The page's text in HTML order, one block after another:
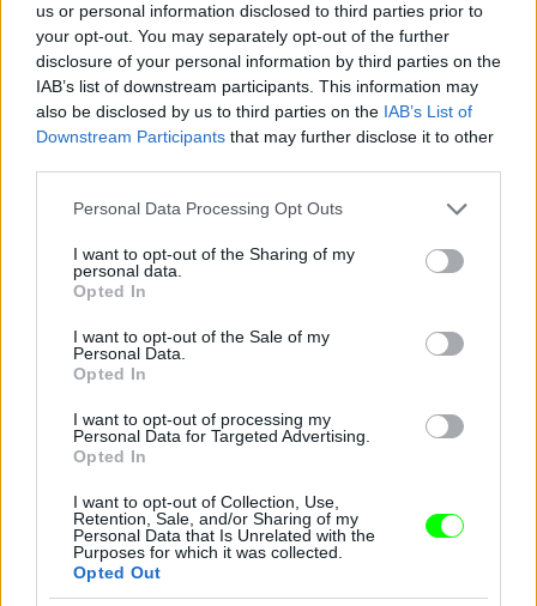
us or personal information disclosed to third parties prior to
your opt-out. You may separately opt-out of the further
disclosure of your personal information by third parties on the
IAB’s list of downstream participants. This information may
also be disclosed by us to third parties on the IAB’s List of
Downstream Participants that may further disclose it to other
Please note that this website/app uses one or more Google
not limited to your visit or usage behaviour. You may click to
grant or deny consent to Google and its third-party tags to
use your data for below specified purposes in below Google
consent section.
Personal Data Processing Opt Outs
I want to opt-out of the Sharing of my
personal data.
Opted In
I want to opt-out of the Sale of my
Personal Data.
Opted In
I want to opt-out of processing my
Personal Data for Targeted Advertising.
Opted In
I want to opt-out of Collection, Use,
Retention, Sale, and/or Sharing of my
Personal Data that Is Unrelated with the
Purposes for which it was collected.
Opted Out